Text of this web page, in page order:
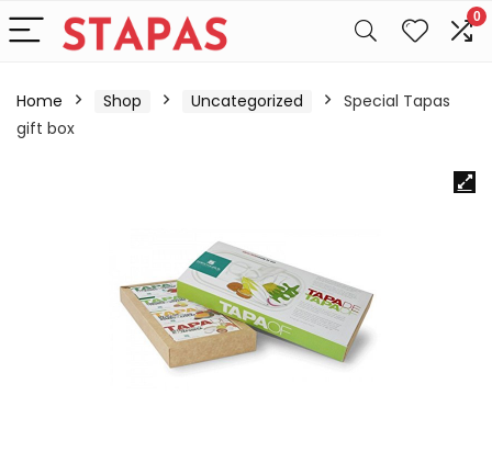
0
Home Shop Uncategorized
Special Tapas
gift box